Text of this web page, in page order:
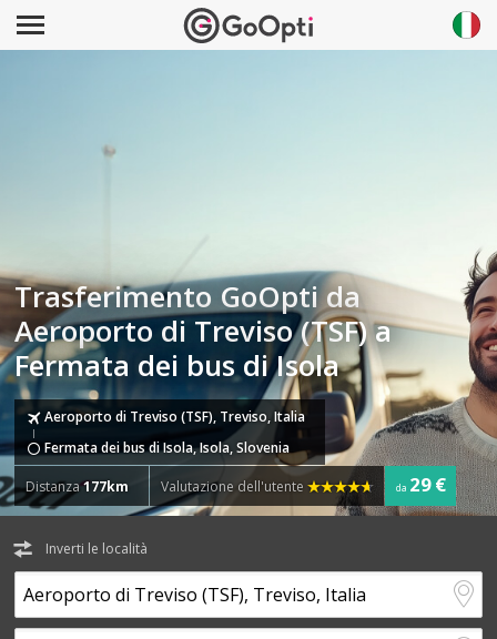
Trasferimento GoOpti da
Aeroporto di Treviso (TSF) a
Fermata dei bus di Isola
Aeroporto di Treviso (TSF), Treviso, Italia
Fermata dei bus di Isola, Isola, Slovenia
Distanza177km Valutazione dell'utente da 29 €
Inverti le località